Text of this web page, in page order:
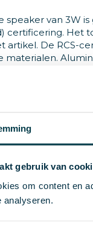
gebruik van
om content en
analyseren.
speaker van 3W
certificering.
artikel. De RCS-
Verpakt in
zijn vrij van
8714612142813